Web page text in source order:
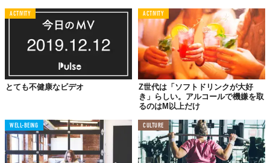
ACTIVITY
とても不健康なビデオ
ACTIVITY
Z世代は「ソフトドリンクが大好
き」らしい。アルコールで機嫌を取
るのはM以上だけ
WELL-BEING CULTURE